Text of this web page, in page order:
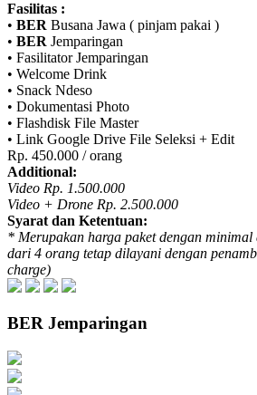
Fasilitas :
• BER Busana Jawa ( pinjam pakai )
• BER Jemparingan
• Fasilitator Jemparingan
• Welcome Drink
• Snack Ndeso
• Dokumentasi Photo
• Flashdisk File Master
• Link Google Drive File Seleksi + Edit
Rp. 450.000 / orang
Additional:
Video Rp. 1.500.000
Video + Drone Rp. 2.500.000
Syarat dan Ketentuan:
* Merupakan harga paket dengan
dari 4 orang tetap dilayani dengan
charge)
BER Jemparingan